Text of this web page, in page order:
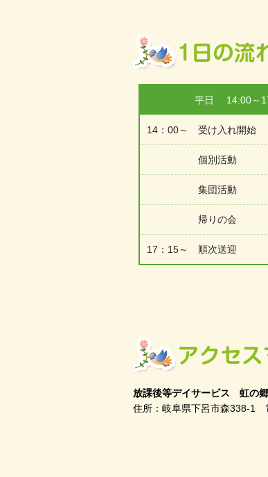
平日 14:00～
14：00～ 受け入れ開始
個別活動
集団活動
帰りの会
17：15～ 順次送迎
放課後等デイサービス 虹の郷
住所：岐阜県下呂市森338-1